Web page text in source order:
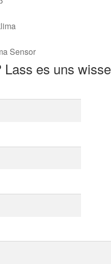
Sensor
es uns